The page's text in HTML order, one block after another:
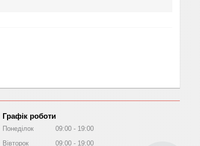
Графік роботи
Понеділок 09:00
19:00
Вівторок
09:00 19:00